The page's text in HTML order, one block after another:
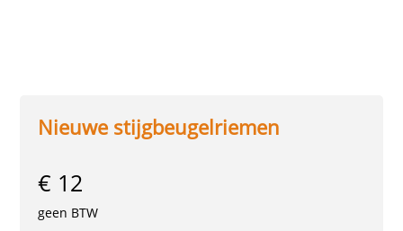
Nieuwe stijgbeugelriemen
€ 12
geen BTW